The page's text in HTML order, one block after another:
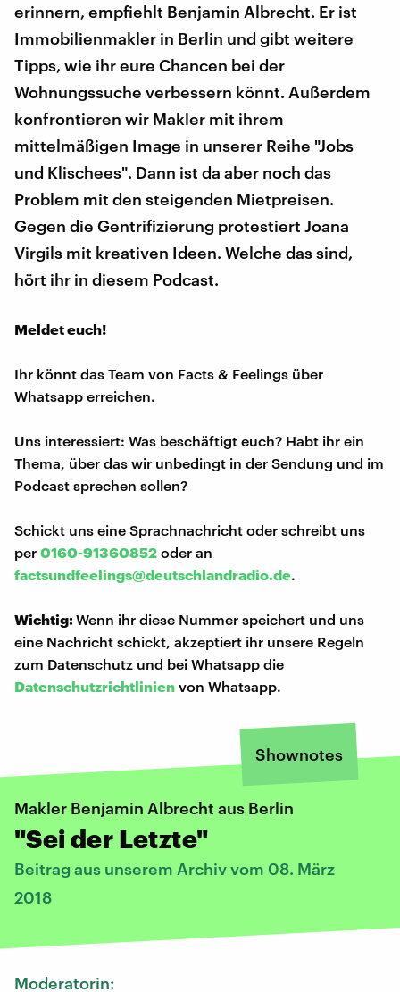
erinnern, empfiehlt Benjamin Albrecht. Er ist
Immobilienmakler in Berlin und gibt weitere
Tipps, wie ihr eure Chancen bei der
Wohnungssuche verbessern könnt. Außerdem
konfrontieren wir Makler mit ihrem
mittelmäßigen Image in unserer Reihe "Jobs
und Klischees". Dann ist da aber noch das
Problem mit den steigenden Mietpreisen.
Gegen die Gentrifizierung protestiert Joana
Virgils mit kreativen Ideen. Welche das sind,
hört ihr in diesem Podcast.
Meldet euch!
Ihr könnt das Team von Facts & Feelings über
Whatsapp erreichen.
Uns interessiert: Was beschäftigt euch? Habt ihr ein
Thema, über das wir unbedingt in der Sendung und im
Podcast sprechen sollen?
Schickt uns eine Sprachnachricht oder schreibt uns
per 0160-91360852 oder an
factsundfeelings@deutschlandradio.de.
Wichtig:Wenn ihr diese Nummer speichert und uns
eine Nachricht schickt, akzeptiert ihr unsere Regeln
zum Datenschutz und bei Whatsapp die
Datenschutzrichtlinien von Whatsapp.
Shownotes
Makler Benjamin Albrecht aus Berlin
"Sei der Letzte"
Beitrag aus unserem Archiv vom 08. März
2018
Moderatorin: